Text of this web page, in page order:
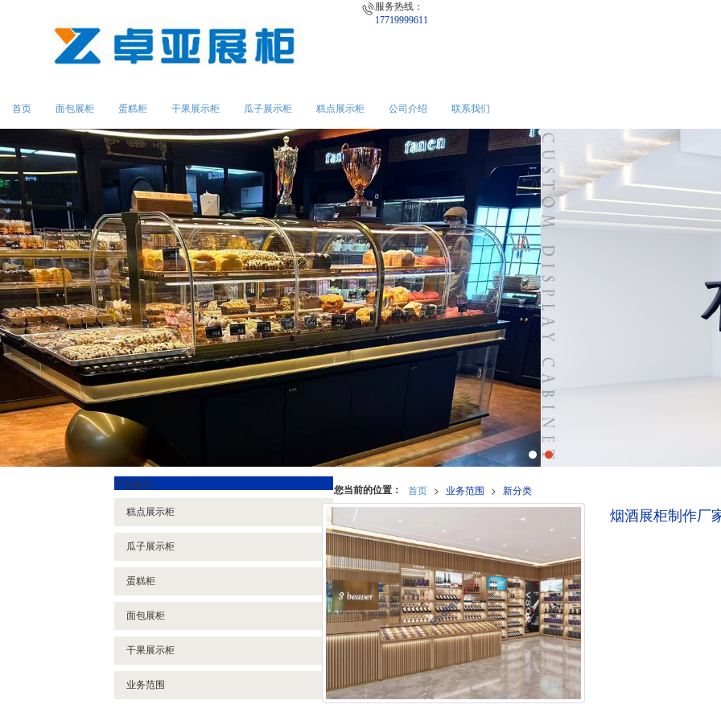
服务热线：
17719999611
首页 面包展柜 蛋糕柜 干果展示柜 瓜子展示柜 糕点展示柜 公司介绍 联系我们
您当前的位置： 首页 > 业务范围 > 新分类
烟酒展柜制作厂
产品展示
糕点展示柜
瓜子展示柜
蛋糕柜
面包展柜
干果展示柜
业务范围